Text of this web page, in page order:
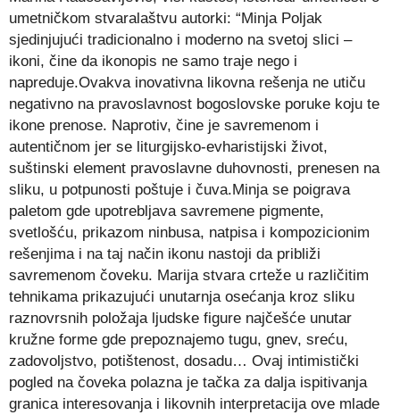
umetničkom stvaralaštvu autorki: “Minja Poljak
sjedinjujući tradicionalno i moderno na svetoj slici –
ikoni, čine da ikonopis ne samo traje nego i
napreduje.Ovakva inovativna likovna rešenja ne utiču
negativno na pravoslavnost bogoslovske poruke koju te
ikone prenose. Naprotiv, čine je savremenom i
autentičnom jer se liturgijsko-evharistijski život,
suštinski element pravoslavne duhovnosti, prenesen na
sliku, u potpunosti poštuje i čuva.Minja se poigrava
paletom gde upotrebljava savremene pigmente,
svetlošću, prikazom ninbusa, natpisa i kompozicionim
rešenjima i na taj način ikonu nastoji da približi
savremenom čoveku. Marija stvara crteže u različitim
tehnikama prikazujući unutarnja osećanja kroz sliku
raznovrsnih položaja ljudske figure najčešće unutar
kružne forme gde prepoznajemo tugu, gnev, sreću,
zadovoljstvo, potištenost, dosadu… Ovaj intimistički
pogled na čoveka polazna je tačka za dalja ispitivanja
granica interesovanja i likovnih interpretacija ove mlade